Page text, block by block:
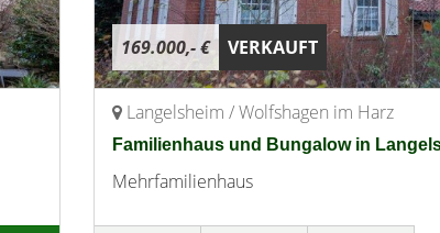
169.000,- € VERKAUFT
Langelsheim / Wolfshagen im Harz
Familienhaus und Bungalow in
Mehrfamilienhaus